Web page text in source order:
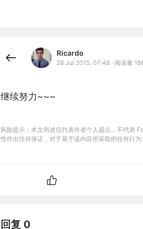
Ricardo
28 Jul 2015, 07:48 · 阅读量
继续努力~~~
风险提示：本文所述仅代表作者个人观点，不代表
性作出任何保证，对于基于该内容所采取的任何行
回复 0